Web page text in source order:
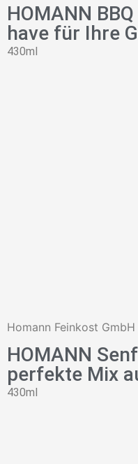
HOMANN
have für Ihre
430ml
Homann Feinkost GmbH
HOMANN
perfekte Mix
430ml